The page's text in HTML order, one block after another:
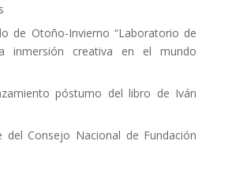
de Otoño-Invierno “Laboratorio de
inmersión creativa en el mundo
póstumo del libro de Iván
del Consejo Nacional de Fundación